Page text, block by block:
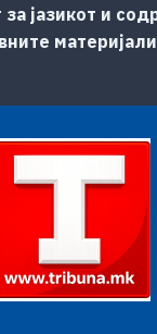
јазикот и